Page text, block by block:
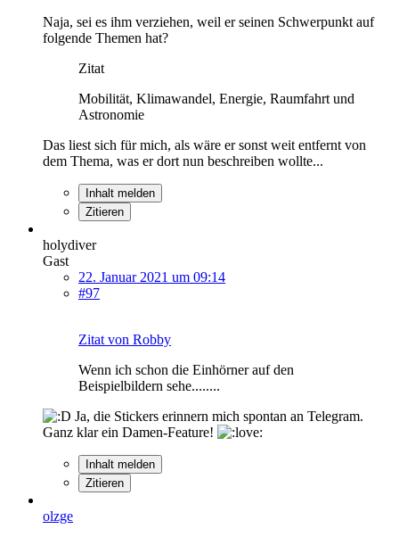
Naja, sei es ihm verziehen, weil er seinen Schwerpunkt auf
folgende Themen hat?
Zitat
Mobilität, Klimawandel, Energie, Raumfahrt und
Astronomie
Das liest sich für mich, als wäre er sonst weit entfernt von
dem Thema, was er dort nun beschreiben wollte...
Inhalt melden
Zitieren
holydiver
Gast
22. Januar 2021 um 09:14
#97
Zitat von Robby
Wenn ich schon die Einhörner auf den
Beispielbildern sehe........
Ja, die Stickers erinnern mich spontan an Telegram.
Ganz klar ein Damen-Feature!
Inhalt melden
Zitieren
olzge